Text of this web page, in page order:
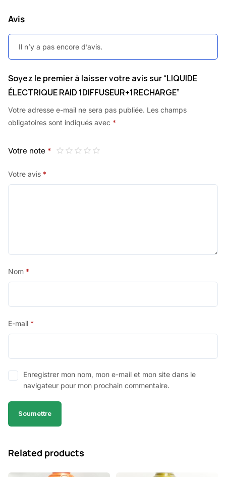
Avis
Il n’y a pas encore d’avis.
Soyez le premier à laisser votre avis sur “LIQUIDE
ÉLECTRIQUE RAID 1DIFFUSEUR+1RECHARGE”
Votre adresse e-mail ne sera pas publiée. Les champs
obligatoires sont indiqués avec *
Votre note *
Votre avis *
Nom *
E-mail *
Enregistrer mon nom, mon e-mail et mon site dans le
navigateur pour mon prochain commentaire.
Related products